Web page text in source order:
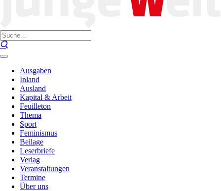
Ausgaben
Inland
Ausland
Kapital & Arbeit
Feuilleton
Thema
Sport
Feminismus
Beilage
Leserbriefe
Verlag
Veranstaltungen
Termine
Über uns